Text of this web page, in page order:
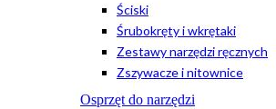
Ściski
Śrubokręty i wkrętaki
Zestawy narzędzi ręcznych
Zszywacze i nitownice
Osprzęt do narzędzi